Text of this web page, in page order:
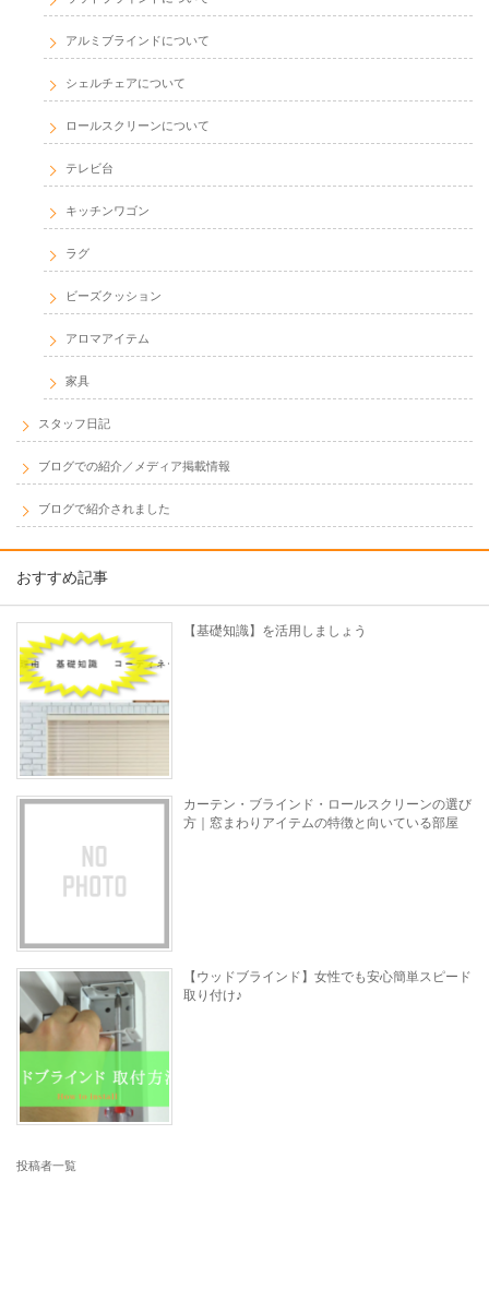
アルミブラインドについて
シェルチェアについて
ロールスクリーンについて
テレビ台
キッチンワゴン
ラグ
ビーズクッション
アロマアイテム
家具
スタッフ日記
ブログでの紹介／メディア掲載情報
ブログで紹介されました
おすすめ記事
【基礎知識】を活用しましょう
カーテン・ブラインド・ロールスクリーンの選び
方｜窓まわりアイテムの特徴と向いている部屋
【ウッドブラインド】女性でも安心簡単スピード
取り付け♪
投稿者一覧